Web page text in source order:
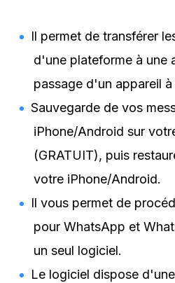
Il permet de transférer
d'une plateforme à une
passage d'un appareil à
Sauvegarde de vos
iPhone/Android sur
(GRATUIT), puis
votre iPhone/Android.
Il vous permet de
pour WhatsApp et
un seul logiciel.
Le logiciel dispose